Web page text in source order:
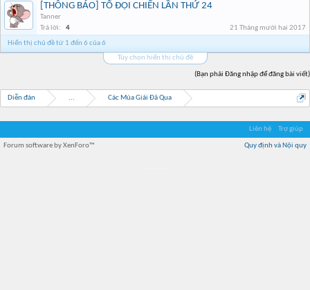
[THÔNG BÁO] TỔ ĐỘI CHIẾN LẦN THỨ 24
Tanner
Trả lời:
4
21 Tháng mười hai 2017
Hiển thị chủ đề từ 1 đến 6 của 6
Tùy chọn hiển thị chủ đề
(Bạn phải Đăng nhập để đăng bài viết)
Diễn đàn ... Các Mùa Giải Đã Qua
Liên hệ Trợ giúp
Quy định và Nội quy
Forum software by XenForo™